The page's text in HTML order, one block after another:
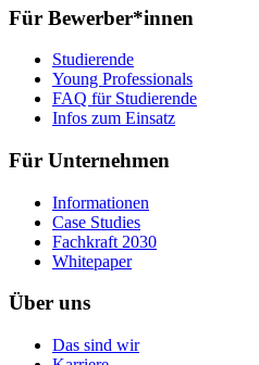
Für Bewerber*innen
Studierende
Young Professionals
FAQ für Studierende
Infos zum Einsatz
Für Unternehmen
Informationen
Case Studies
Fachkraft 2030
Whitepaper
Über uns
Das sind wir